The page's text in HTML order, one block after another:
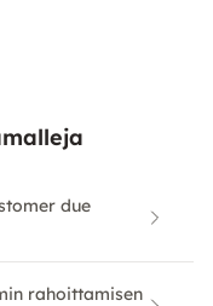
due
rahoittamisen